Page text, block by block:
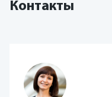
Контакты